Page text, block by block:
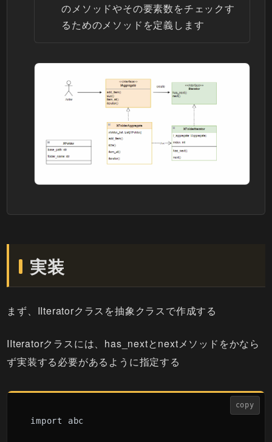
のメソッドやその要素数をチェックす
るためのメソッドを定義します
実装
まず、IIteratorクラスを抽象クラスで作成する
IIteratorクラスには、has_nextとnextメソッドをかなら
ず実装する必要があるように指定する
copy
import abc